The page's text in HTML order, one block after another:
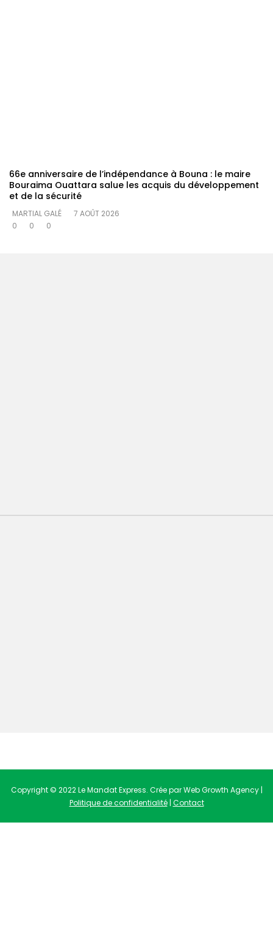
66e anniversaire de l’indépendance à Bouna : le maire
Bouraima Ouattara salue les acquis du développement
et de la sécurité
MARTIAL GALÉ
7 AOÛT 2026
0
0 0
Copyright © 2022 Le Mandat Express. Crée par Web Growth Agency |
Politique de confidentialité| Contact